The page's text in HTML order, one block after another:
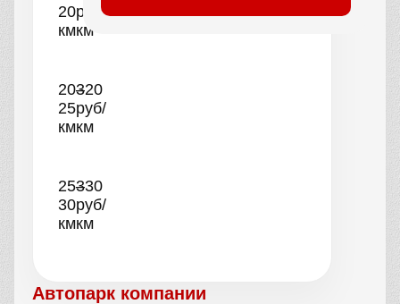
20
км
руб/
км
20–
25
км
320
руб/
км
25–
30
км
330
руб/
км
Автопарк компании